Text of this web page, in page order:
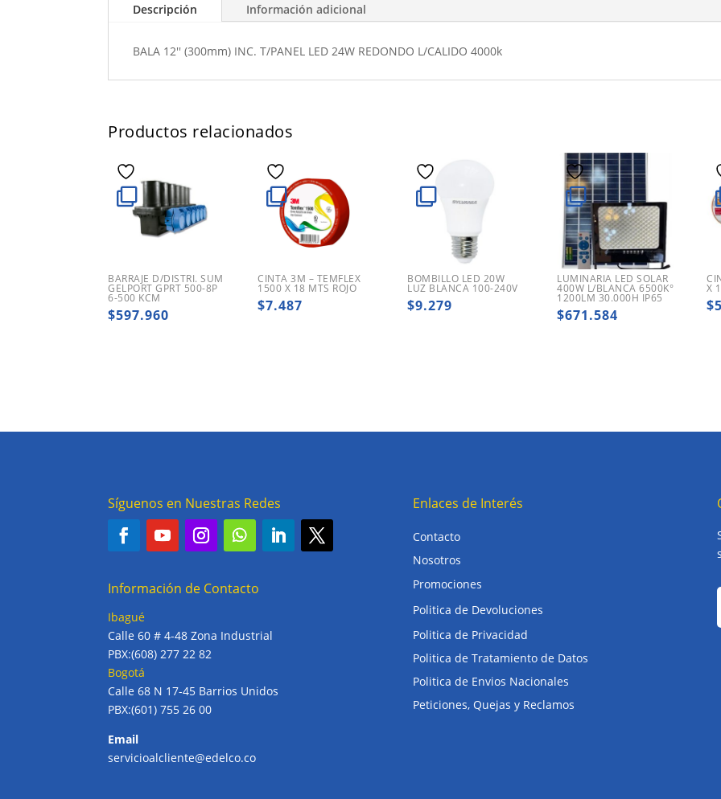
Descripción Información adicional
BALA 12'' (300mm) INC. T/PANEL LED 24W REDONDO L/CALIDO 4000k
Productos relacionados
BARRAJE D/DISTRI. SUM
GELPORT GPRT 500-8P
6-500 KCM
$597.960
CINTA 3M – TEMFLEX
1500 X 18 MTS ROJO
$7.487
BOMBILLO LED 20W
LUZ BLANCA 100-240V
$9.279
LUMINARIA LED SOLAR
400W L/BLANCA 6500K°
1200LM 30.000H IP65
$671.584
X
$
Síguenos en Nuestras Redes
Información de Contacto
Ibagué
Calle 60 # 4-48 Zona Industrial
PBX:(608) 277 22 82
Bogotá
Calle 68 N 17-45 Barrios Unidos
PBX:(601) 755 26 00
Email
servicioalcliente@edelco.co
Enlaces de Interés
Contacto
Nosotros
Promociones
Politica de Devoluciones
Politica de Privacidad
Politica de Tratamiento de Datos
Politica de Envios Nacionales
Peticiones, Quejas y Reclamos